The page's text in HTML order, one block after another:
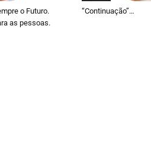
o Futuro.
as pessoas.
“Continuação”…